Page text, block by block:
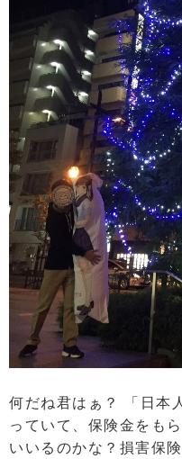
何だね君はぁ？ 「日本
っていて、保険金をも
いいるのかな？損害保